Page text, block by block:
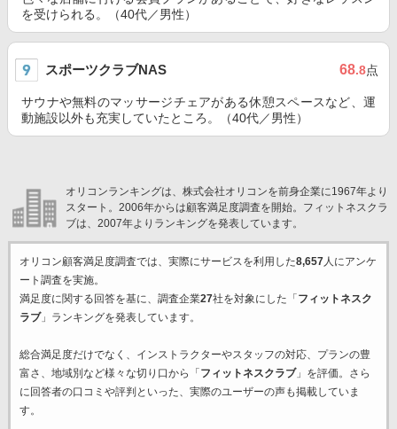
を受けられる。（40代／男性）
スポーツクラブNAS 68.8点
サウナや無料のマッサージチェアがある休憩スペースなど、運
動施設以外も充実していたところ。（40代／男性）
オリコンランキングは、株式会社オリコンを前身企業に1967年より
スタート。2006年からは顧客満足度調査を開始。フィットネスクラ
ブは、2007年よりランキングを発表しています。
オリコン顧客満足度調査では、実際にサービスを利用した8,657人にアンケ
ート調査を実施。
満足度に関する回答を基に、調査企業27社を対象にした「 フィットネスク
ラブ」ランキングを発表しています。
総合満足度だけでなく、インストラクターやスタッフの対応、プランの豊
富さ、地域別など様々な切り口から「 フィットネスクラブ」を評価。さら
に回答者の口コミや評判といった、実際のユーザーの声も掲載していま
す。